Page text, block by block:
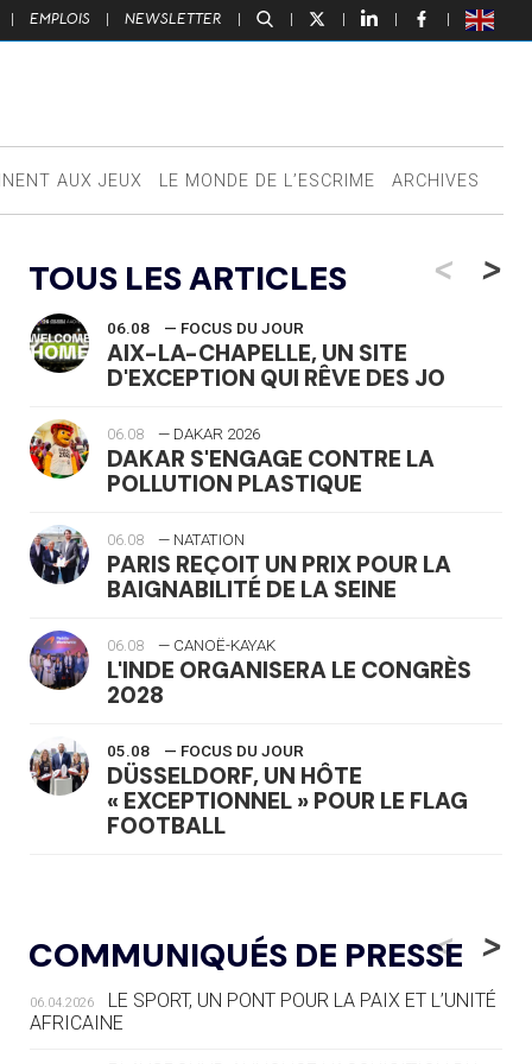
| EMPLOIS | NEWSLETTER | | | | |
AUX JEUX LE MONDE DE L’ESCRIME ARCHIVES
TOUS LES ARTICLES <
06.08 — FOCUS DU JOUR
AIX-LA-CHAPELLE, UN SITE
D'EXCEPTION QUI RÊVE DES JO
06.08 — DAKAR 2026
DAKAR S'ENGAGE CONTRE LA
POLLUTION PLASTIQUE
06.08 — NATATION
PARIS REÇOIT UN PRIX POUR LA
BAIGNABILITÉ DE LA SEINE
06.08 — CANOË-KAYAK
L'INDE ORGANISERA LE CONGRÈS
2028
05.08 — FOCUS DU JOUR
DÜSSELDORF, UN HÔTE
« EXCEPTIONNEL » POUR LE FLAG
FOOTBALL
LE RÊVE DE VOIR LA LUGE ALPINE
AUX JO « N'EST PAS FINI »
05.08 — TIR À L'ARC
DES MONDIAUX À BRISBANE SUR LA
>
COMMUNIQUÉS DE PRESSE
<
06.04.2026
LE SPORT, UN PONT POUR LA PAIX ET L’UNITÉ
AFRICAINE
>